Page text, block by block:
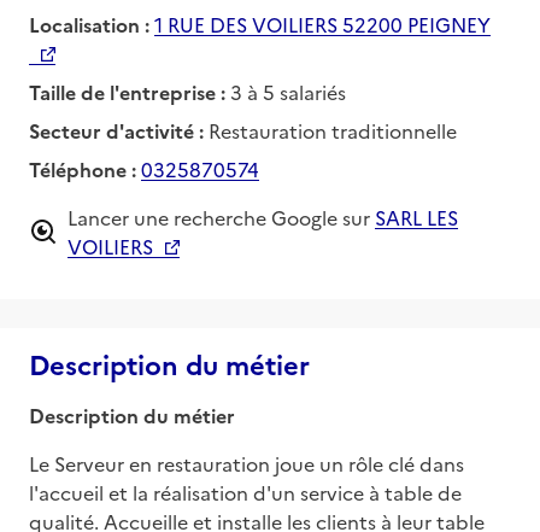
Localisation :1 RUE DES VOILIERS 52200 PEIGNEY
Taille de l'entreprise : 3 à 5 salariés
Secteur d'activité : Restauration traditionnelle
Téléphone :0325870574
Lancer une recherche Google sur SARL LES
VOILIERS
Description du métier
Description du métier
Le Serveur en restauration joue un rôle clé dans
l'accueil et la réalisation d'un service à table de
qualité. Accueille et installe les clients à leur table